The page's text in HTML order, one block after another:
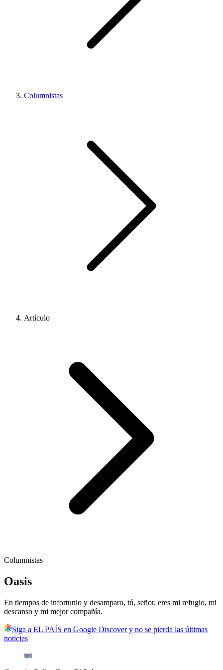
Columnistas
Artículo
Columnistas
Oasis
En tiempos de infortunio y desamparo, tú, señor, eres mi refugio, mi
descanso y mi mejor compañía.
Siga a EL PAÍS en Google Discover y no se pierda las últimas
noticias